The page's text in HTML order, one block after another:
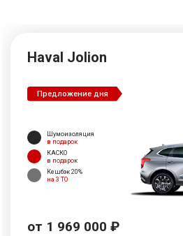
Haval Jolion
Предложение дня
Шумоизоляция
в подарок
КАСКО
в подарок
Кешбэк 20%
на 3 ТО
от 1 969 000 ₽